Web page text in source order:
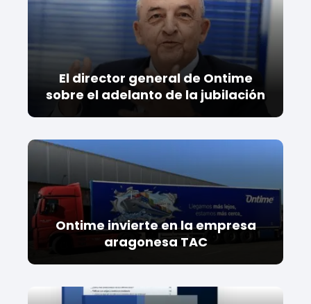
El director general de Ontime
sobre el adelanto de la jubilación
Ontime invierte en la empresa
aragonesa TAC